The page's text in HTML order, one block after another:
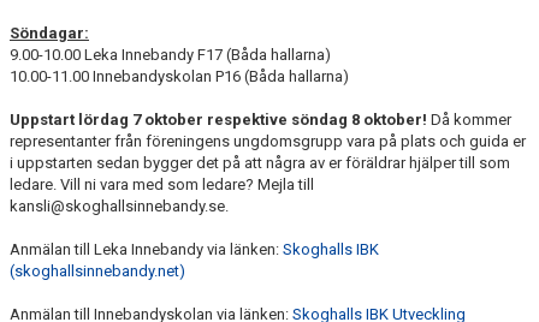
Söndagar:
9.00-10.00 Leka Innebandy F17 (Båda hallarna)
10.00-11.00 Innebandyskolan P16 (Båda hallarna)
Uppstart lördag 7 oktober respektive söndag 8 oktober! Då kommer
representanter från föreningens ungdomsgrupp vara på plats och guida er
i uppstarten sedan bygger det på att några av er föräldrar hjälper till som
ledare. Vill ni vara med som ledare? Mejla till
kansli@skoghallsinnebandy.se.
Anmälan till Leka Innebandy via länken: Skoghalls IBK
(skoghallsinnebandy.net)
Anmälan till Innebandyskolan via länken: Skoghalls IBK Utveckling